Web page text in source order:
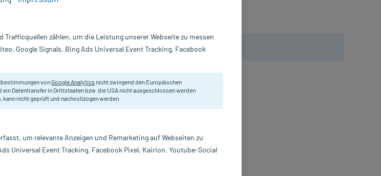
Versand* ab 19€ Mindestbestellwert!
Zum Spülen und Wundreinigen.
Darreichung:
Lösung
Hersteller:
Pharmachem GmbH & Co. KG
zählen, um die Leistung unserer Webseite zu messen
Google Signals, Bing Ads Universal Event Tracking, Facebook
vonGoogle Analytics nicht zwingend den Europäischen
ein Datentransfer in Drittstaaten bzw. die USA nicht ausgeschlossen werden
nicht geprüft und nachvollzogen werden.
um relevante Anzeigen und Remarketing auf Webseiten zu
Universal Event Tracking, Facebook Pixel, Kairion, Youtube-Social